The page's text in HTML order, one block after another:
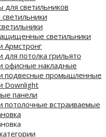
светильников
светильники
Армстронг
для потолка грильято
офисные накладные
подвесные промышленные
Downlight
панели
потолочные встраиваемые